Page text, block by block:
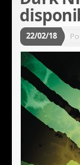
22/02/18